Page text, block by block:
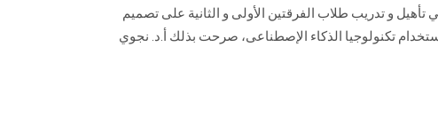
تأهيل و تدريب طلاب الفرقتين الأولى و الثانية على تصميم
تكنولوجيا الذكاء الإصطناعى، صرحت بذلك أ.د. نجوي